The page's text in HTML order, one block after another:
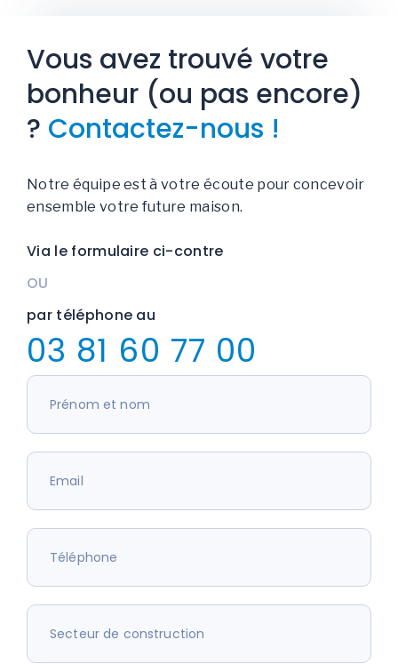
Vous avez trouvé votre
bonheur (ou pas encore)
? Contactez-nous !
Notre équipe est à votre écoute pour concevoir
ensemble votre future maison.
Via le formulaire ci-contre
OU
par téléphone au
03 81 60 77 00